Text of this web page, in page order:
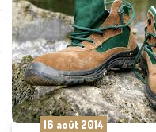
16 août 2014